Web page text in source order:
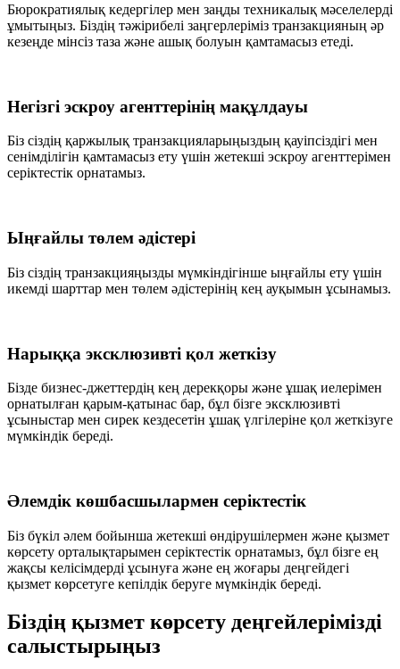
Бюрократиялық кедергілер мен заңды техникалық мәселелерді
ұмытыңыз. Біздің тәжірибелі заңгерлеріміз транзакцияның әр
кезеңде мінсіз таза және ашық болуын қамтамасыз етеді.
Негізгі эскроу агенттерінің мақұлдауы
Біз сіздің қаржылық транзакцияларыңыздың қауіпсіздігі мен
сенімділігін қамтамасыз ету үшін жетекші эскроу агенттерімен
серіктестік орнатамыз.
Ыңғайлы төлем әдістері
Біз сіздің транзакцияңызды мүмкіндігінше ыңғайлы ету үшін
икемді шарттар мен төлем әдістерінің кең ауқымын ұсынамыз.
Нарыққа эксклюзивті қол жеткізу
Бізде бизнес-джеттердің кең дерекқоры және ұшақ иелерімен
орнатылған қарым-қатынас бар, бұл бізге эксклюзивті
ұсыныстар мен сирек кездесетін ұшақ үлгілеріне қол жеткізуге
мүмкіндік береді.
Әлемдік көшбасшылармен серіктестік
Біз бүкіл әлем бойынша жетекші өндірушілермен және қызмет
көрсету орталықтарымен серіктестік орнатамыз, бұл бізге ең
жақсы келісімдерді ұсынуға және ең жоғары деңгейдегі
қызмет көрсетуге кепілдік беруге мүмкіндік береді.
Біздің қызмет көрсету деңгейлерімізді
салыстырыңыз